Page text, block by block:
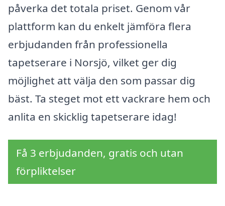
påverka det totala priset. Genom vår
plattform kan du enkelt jämföra flera
erbjudanden från professionella
tapetserare i Norsjö, vilket ger dig
möjlighet att välja den som passar dig
bäst. Ta steget mot ett vackrare hem och
anlita en skicklig tapetserare idag!
Få 3 erbjudanden, gratis och utan
förpliktelser